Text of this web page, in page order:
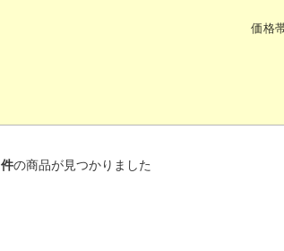
価格
件の商品が見つかりました